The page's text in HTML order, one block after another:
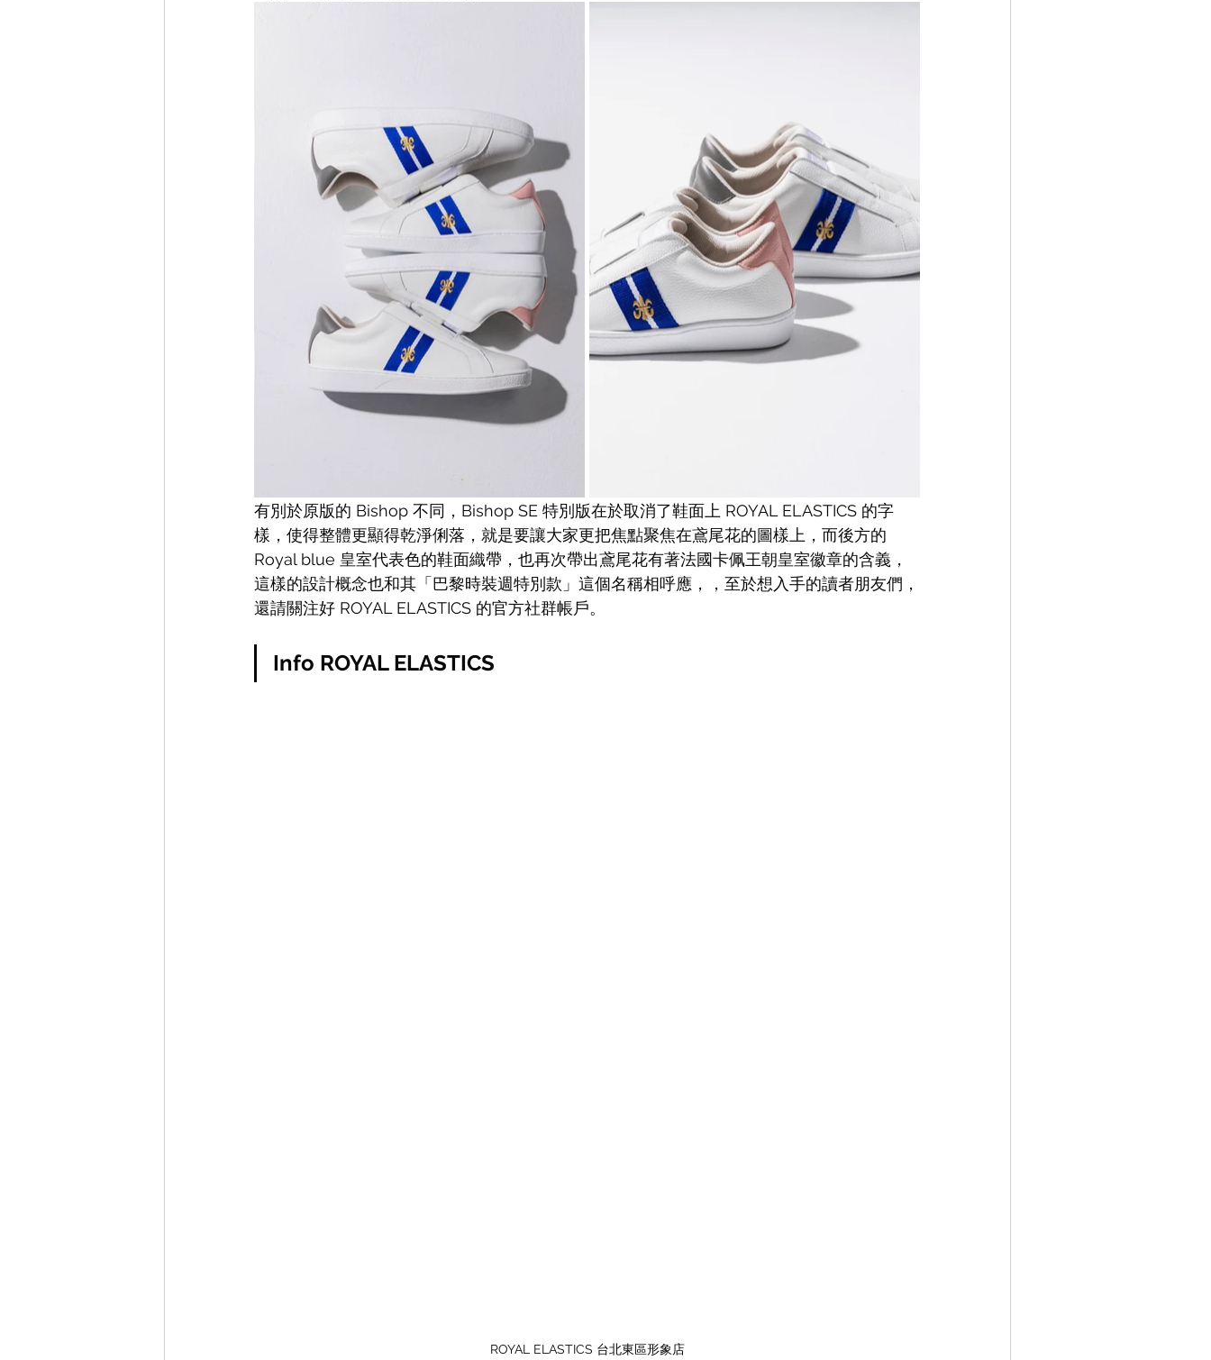
有別於原版的 Bishop 不同，Bishop SE 特別版在於取消了鞋面上 ROYAL ELASTICS 的字
樣，使得整體更顯得乾淨俐落，就是要讓大家更把焦點聚焦在鳶尾花的圖樣上，而後方的
Royal blue 皇室代表色的鞋面織帶，也再次帶出鳶尾花有著法國卡佩王朝皇室徽章的含義，
這樣的設計概念也和其「巴黎時裝週特別款」 這個名稱相呼應，，至於想入手的讀者朋友們，
還請關注好 ROYAL ELASTICS 的官方社群帳戶。
Info ROYAL ELASTICS
ROYAL ELASTICS 台北東區形象店